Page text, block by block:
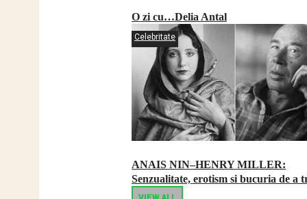
O zi cu…Delia Antal
Celebritate
ANAIS NIN–HENRY MILLER:
Senzualitate, erotism si bucuria de a